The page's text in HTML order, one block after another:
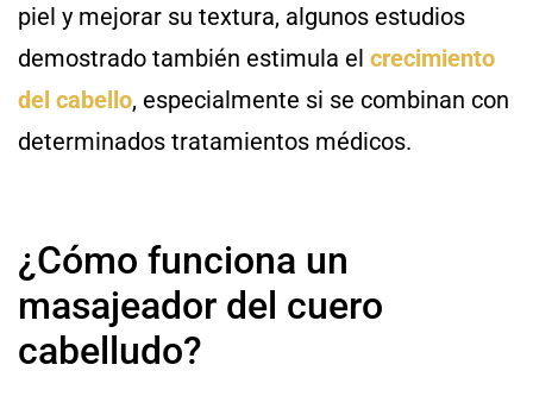
piel y mejorar su textura, algunos estudios
demostrado también estimula el crecimiento
del cabello, especialmente si se combinan con
determinados tratamientos médicos.
¿Cómo funciona un
masajeador del cuero
cabelludo?